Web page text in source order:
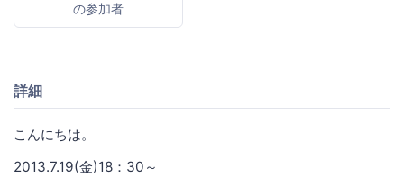
の参加者
詳細
こんにちは。
2013.7.19(金)18：30～